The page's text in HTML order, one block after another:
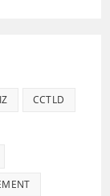
CCTLD